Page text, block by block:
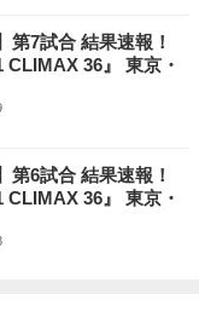
第7試合 結果速報！
CLIMAX 36』 東京・
第6試合 結果速報！
CLIMAX 36』 東京・